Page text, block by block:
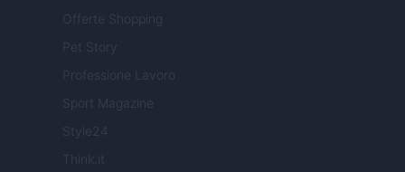
Offerte Shopping
Pet Story
Professione Lavoro
Sport Magazine
Style24
Think.it